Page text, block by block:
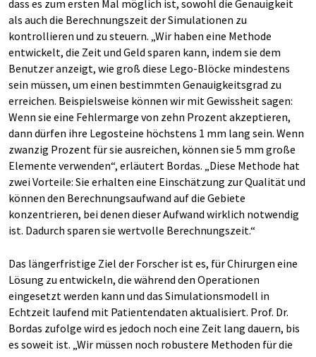
dass es zum ersten Mal möglich ist, sowohl die Genauigkeit
als auch die Berechnungszeit der Simulationen zu
kontrollieren und zu steuern. „Wir haben eine Methode
entwickelt, die Zeit und Geld sparen kann, indem sie dem
Benutzer anzeigt, wie groß diese Lego-Blöcke mindestens
sein müssen, um einen bestimmten Genauigkeitsgrad zu
erreichen. Beispielsweise können wir mit Gewissheit sagen:
Wenn sie eine Fehlermarge von zehn Prozent akzeptieren,
dann dürfen ihre Legosteine höchstens 1 mm lang sein. Wenn
zwanzig Prozent für sie ausreichen, können sie 5 mm große
Elemente verwenden“, erläutert Bordas. „Diese Methode hat
zwei Vorteile: Sie erhalten eine Einschätzung zur Qualität und
können den Berechnungsaufwand auf die Gebiete
konzentrieren, bei denen dieser Aufwand wirklich notwendig
ist. Dadurch sparen sie wertvolle Berechnungszeit.“
Das längerfristige Ziel der Forscher ist es, für Chirurgen eine
Lösung zu entwickeln, die während den Operationen
eingesetzt werden kann und das Simulationsmodell in
Echtzeit laufend mit Patientendaten aktualisiert. Prof. Dr.
Bordas zufolge wird es jedoch noch eine Zeit lang dauern, bis
es soweit ist. „Wir müssen noch robustere Methoden für die